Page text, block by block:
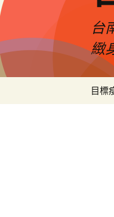
台
緻
目標